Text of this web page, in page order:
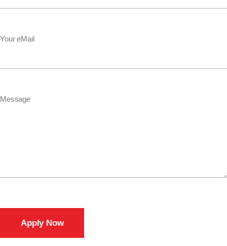
Your eMail
Message
Apply Now